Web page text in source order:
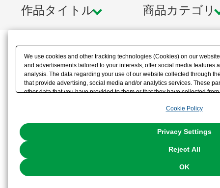
作品タイトル 商品カテゴリ
We use cookies and other tracking technologies (Cookies) on our
and advertisements tailored to your interests, offer social media features
analysis. The data regarding your use of our website collected through
that provide advertising, social media and/or analytics services. These
other data that you have provided to them or that they have collected
the use of all Cookies except for Strictly Necessary Cookies, please
You can change your consent or rejection settings at any time via
Cookie Policy
Privacy Settings
Reject All
OK